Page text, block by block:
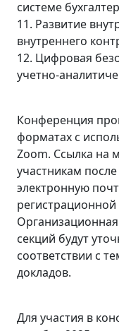
системе
11. Развитие
внутреннего
12. Цифровая
учетно-
Конференция
форматах с
Zoom. Ссылка на
участникам
электронную
секций будут
соответствии с
докладов.
Для участия в